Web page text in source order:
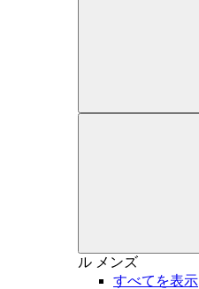
ル メンズ
すべてを表示